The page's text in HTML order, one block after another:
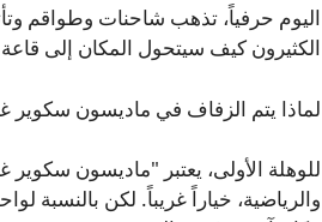
اليوم حرفياً، تذهب شاحنات وطواقم
الكثيرون كيف سيتحول المكان إلى
لماذا يتم الزفاف في ماديسون سكوير
للوهلة الأولى، يعتبر "ماديسون سكوير
والرياضية، خياراً غريباً. لكن بالنسبة